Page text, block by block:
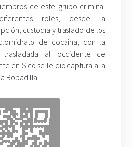
de este grupo criminal
roles, desde la
custodia y traslado de los
de cocaína, con la
al occidente de
en Sico se le dio captura a la
Bobadilla.